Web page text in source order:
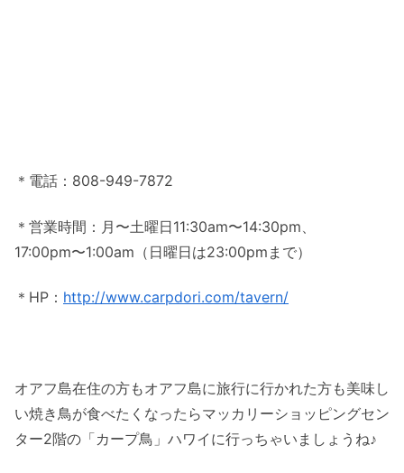
＊電話：808-949-7872
＊営業時間：月〜土曜日11:30am〜14:30pm、
17:00pm〜1:00am（日曜日は23:00pmまで）
＊HP： http://www.carpdori.com/tavern/
オアフ島在住の方もオアフ島に旅行に行かれた方も美味し
い焼き鳥が食べたくなったらマッカリーショッピングセン
ター2階の「カープ鳥」ハワイに行っちゃいましょうね♪